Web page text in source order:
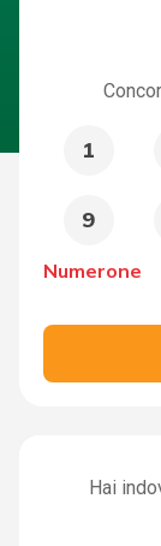
1
9
Numerone
Hai